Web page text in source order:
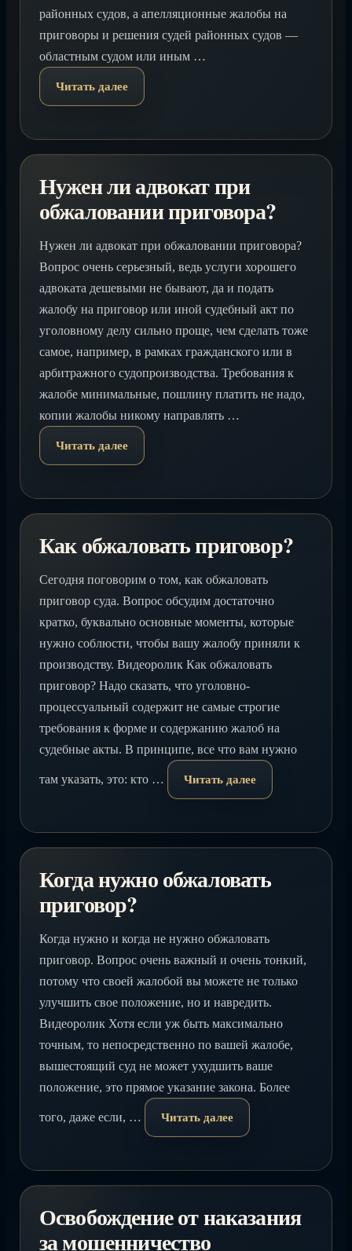
районных судов, а апелляционные жалобы на
приговоры и решения судей районных судов —
областным судом или иным …
Читать далее
Нужен ли адвокат при
обжаловании приговора?
Нужен ли адвокат при обжаловании приговора?
Вопрос очень серьезный, ведь услуги хорошего
адвоката дешевыми не бывают, да и подать
жалобу на приговор или иной судебный акт по
уголовному делу сильно проще, чем сделать тоже
самое, например, в рамках гражданского или в
арбитражного судопроизводства. Требования к
жалобе минимальные, пошлину платить не надо,
копии жалобы никому направлять …
Читать далее
Как обжаловать приговор?
Сегодня поговорим о том, как обжаловать
приговор суда. Вопрос обсудим достаточно
кратко, буквально основные моменты, которые
нужно соблюсти, чтобы вашу жалобу приняли к
производству. Видеоролик Как обжаловать
приговор? Надо сказать, что уголовно-
процессуальный содержит не самые строгие
требования к форме и содержанию жалоб на
судебные акты. В принципе, все что вам нужно
там указать, это: кто … Читать далее
Когда нужно обжаловать
приговор?
Когда нужно и когда не нужно обжаловать
приговор. Вопрос очень важный и очень тонкий,
потому что своей жалобой вы можете не только
улучшить свое положение, но и навредить.
Видеоролик Хотя если уж быть максимально
точным, то непосредственно по вашей жалобе,
вышестоящий суд не может ухудшить ваше
положение, это прямое указание закона. Более
того, даже если, … Читать далее
Освобождение от наказания
за мошенничество